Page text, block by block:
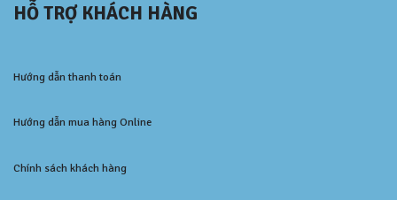
HỖ TRỢ KHÁCH HÀNG
Hướng dẫn thanh toán
Hướng dẫn mua hàng Online
Chính sách khách hàng